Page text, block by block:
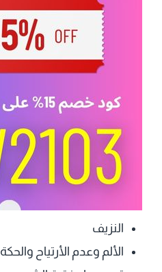
النزيف
الألم وعدم الأرتياح والحكة